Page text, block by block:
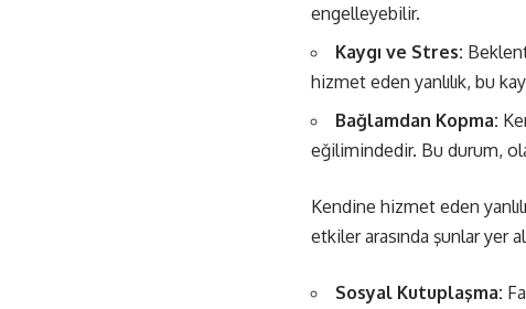
engelleyebilir.
Kaygı ve Stres:
hizmet eden yanlılık, bu
Bağlamdan Kopma:
eğilimindedir. Bu durum,
Kendine hizmet eden
etkiler arasında şunlar yer
Sosyal Kutuplaşma: